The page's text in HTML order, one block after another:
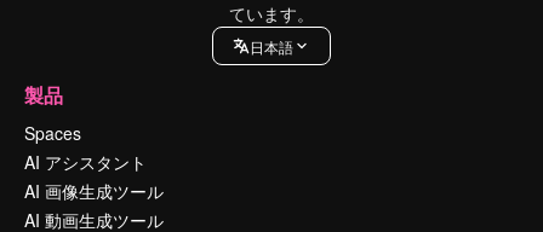
ています。
日本語
製品
Spaces
AI アシスタント
AI 画像生成ツール
AI 動画生成ツール